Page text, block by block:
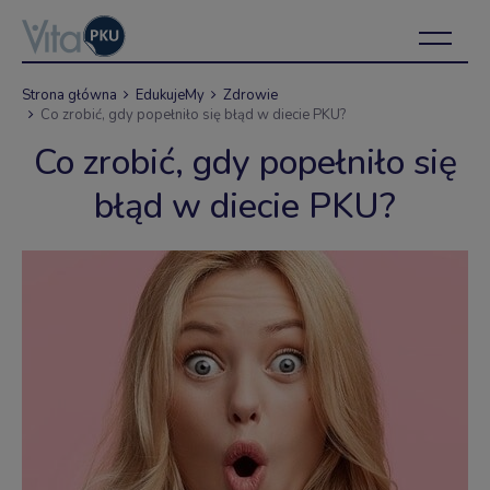
Strona główna EdukujeMy
Zdrowie
Co zrobić, gdy popełniło się błąd w diecie PKU?
Co zrobić, gdy popełniło się
błąd w diecie PKU?